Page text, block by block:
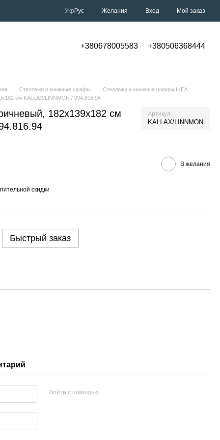
Укр Рус Желания Вход Мой заказ
+380678005583 +380506368444
Стеллажи и книжные шкафы
Стеллажи и книжные шкафы IKEA
см KALLAX/LINNMON / 994.816.94
182x139x182 см
Артикул
KALLAX/LINNMON
В желания
скидки
Быстрый заказ
Войти с помощью